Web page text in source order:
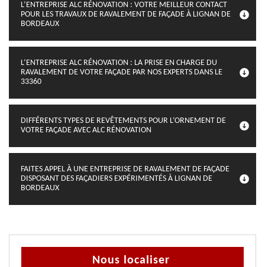
L’ENTREPRISE ALC RÉNOVATION : VOTRE MEILLEUR CONTACT
POUR LES TRAVAUX DE RAVALEMENT DE FAÇADE À LIGNAN DE
BORDEAUX
L’ENTREPRISE ALC RÉNOVATION : LA PRISE EN CHARGE DU
RAVALEMENT DE VOTRE FAÇADE PAR NOS EXPERTS DANS LE
33360
DIFFÉRENTS TYPES DE REVÊTEMENTS POUR L’ORNEMENT DE
VOTRE FAÇADE AVEC ALC RÉNOVATION
FAITES APPEL À UNE ENTREPRISE DE RAVALEMENT DE FAÇADE
DISPOSANT DES FAÇADIERS EXPÉRIMENTÉS À LIGNAN DE
BORDEAUX
Nous localiser